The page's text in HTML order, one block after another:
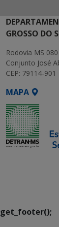
GROSSO DO
Rodovia MS
Conjunto José
CEP: 79114-901
MAPA
get_footer();